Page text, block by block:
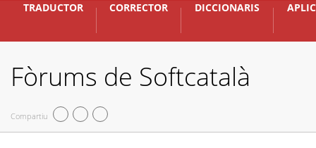
TRADUCTOR CORRECTOR DICCIONARIS
Fòrums de Softcatalà
Compartiu